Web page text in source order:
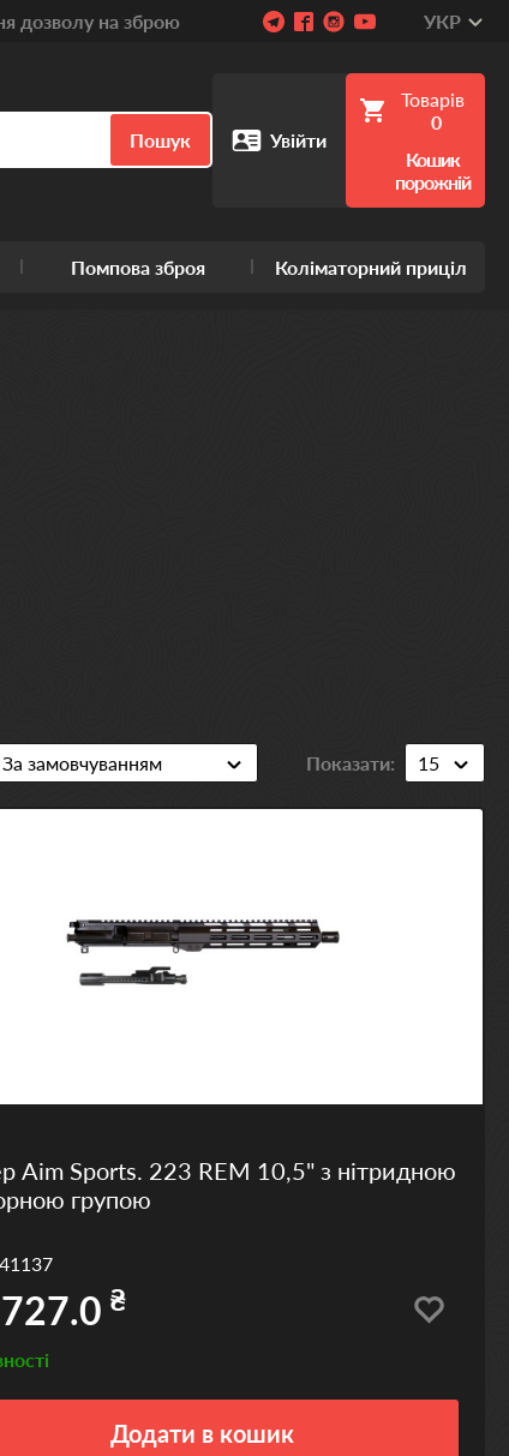
дозволу на зброю УКР
Пошук Увійти
Товарів
0
Кошик
порожній
Помпова зброя Коліматорний приціл
Показати:
Aim Sports. 223 REM 10,5" з нітридною
групою
₴
Додати в кошик